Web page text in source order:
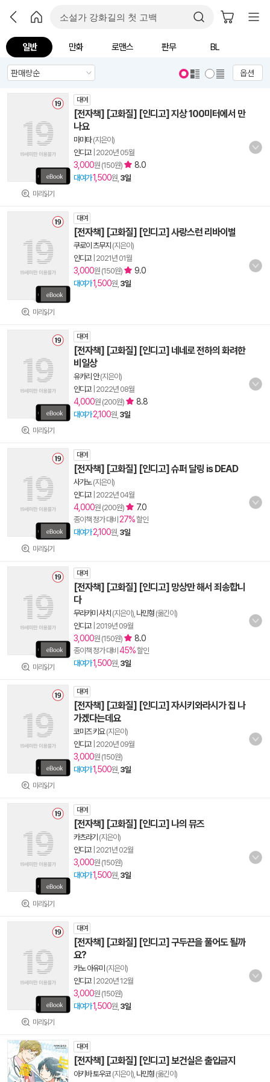
일반 만화 로맨스 판무 BL
옵션
미리읽기
대여
[전자책] [고화질] [인디고] 지상 100미터에서 만
나요
마미타(지은이)
인디고| 2020년 05월
3,000원 (150원) 8.0
대여가1,500원, 3일
미리읽기
대여
[전자책] [고화질] [인디고] 사랑스런 리바이벌
쿠로이 츠무지 (지은이)
인디고| 2021년 01월
3,000원 (150원) 9.0
대여가1,500원, 3일
미리읽기
대여
[전자책] [고화질] [인디고] 네네로 전하의 화려한
비일상
유카리 안(지은이)
인디고| 2022년 08월
4,000원 (200원) 8.8
대여가 2,100원, 3일
미리읽기
대여
[전자책] [고화질] [인디고] 슈퍼 달링 is DEAD
사가노(지은이)
인디고| 2022년 04월
4,000원 (200원) 7.0
종이책 정가 대비 27%할인
대여가 2,100원, 3일
미리읽기
대여
[전자책] [고화질] [인디고] 망상만 해서 죄송합니
다
무라카미 사치 (지은이), 나민형 (옮긴이)
인디고| 2019년 09월
3,000원 (150원) 8.0
종이책 정가 대비 45%할인
대여가1,500원, 3일
미리읽기
대여
[전자책] [고화질] [인디고] 자시키와라시가 집 나
가겠다는데요
코미즈 키요(지은이)
인디고| 2020년 09월
3,000원 (150원)
대여가1,500원, 3일
미리읽기
대여
[전자책] [고화질] [인디고] 나의 뮤즈
카츠라기 (지은이)
인디고| 2021년 02월
3,000원 (150원)
대여가1,500원, 3일
미리읽기
대여
[전자책] [고화질] [인디고] 구두끈을 풀어도 될까
요?
카노 아유미 (지은이)
인디고| 2020년 12월
3,000원 (150원)
대여가1,500원, 3일
대여
[전자책] [고화질] [인디고] 보건실은 출입금지
아키바 토우코(지은이), 나민형 (옮긴이)